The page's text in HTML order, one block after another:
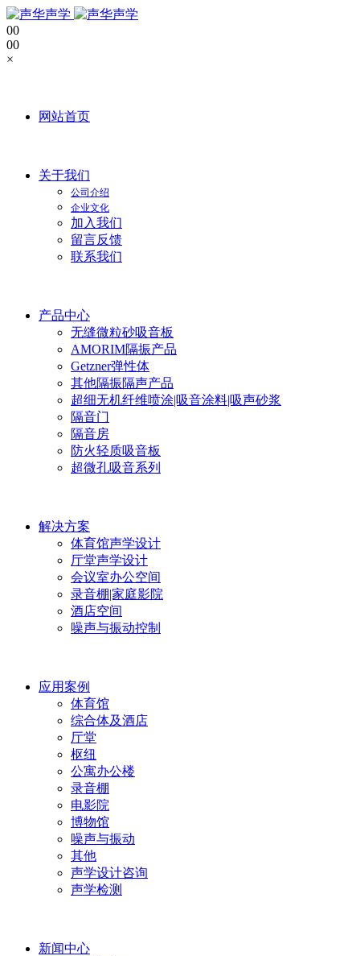
00
00
×
网站首页
关于我们
公司介绍
企业文化
加入我们
留言反馈
联系我们
产品中心
无缝微粒砂吸音板
AMORIM隔振产品
Getzner弹性体
其他隔振隔声产品
超细无机纤维喷涂|吸音涂料|吸声砂浆
隔音门
隔音房
防火轻质吸音板
超微孔吸音系列
解决方案
体育馆声学设计
厅堂声学设计
会议室办公空间
录音棚|家庭影院
酒店空间
噪声与振动控制
应用案例
体育馆
综合体及酒店
厅堂
枢纽
公寓办公楼
录音棚
电影院
博物馆
噪声与振动
其他
声学设计咨询
声学检测
新闻中心